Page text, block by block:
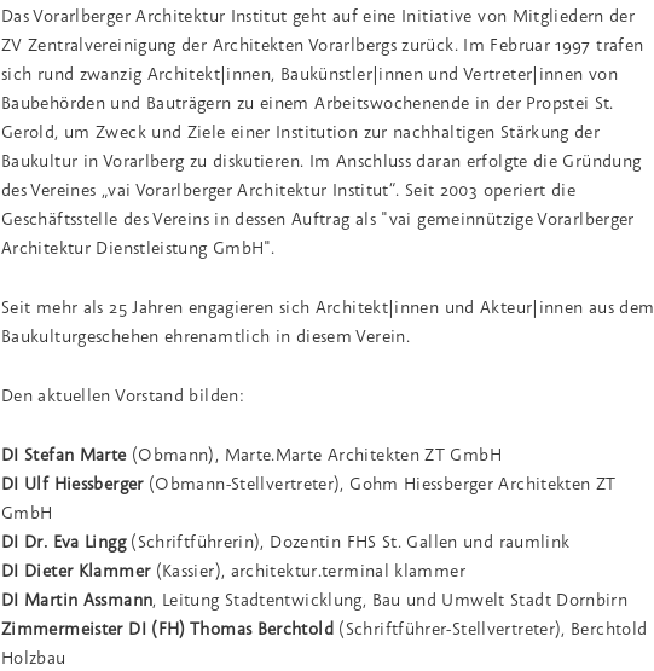
Das Vorarlberger Architektur Institut geht auf eine Initiative von Mitgliedern der
ZV Zentralvereinigung der Architekten Vorarlbergs zurück. Im Februar 1997 trafen
sich rund zwanzig Architekt|innen, Baukünstler|innen und Vertreter|innen von
Baubehörden und Bauträgern zu einem Arbeitswochenende in der Propstei St.
Gerold, um Zweck und Ziele einer Institution zur nachhaltigen Stärkung der
Baukultur in Vorarlberg zu diskutieren. Im Anschluss daran erfolgte die Gründung
des Vereines „vai Vorarlberger Architektur Institut“. Seit 2003 operiert die
Geschäftsstelle des Vereins in dessen Auftrag als "vai gemeinnützige Vorarlberger
Architektur Dienstleistung GmbH".
Seit mehr als 25 Jahren engagieren sich Architekt|innen und Akteur|innen aus dem
Baukulturgeschehen ehrenamtlich in diesem Verein.
Den aktuellen Vorstand bilden:
DI Stefan Marte(Obmann), Marte.Marte Architekten ZT GmbH
DI Ulf Hiessberger(Obmann-Stellvertreter), Gohm Hiessberger Architekten ZT
GmbH
DI Dr. Eva Lingg (Schriftführerin), Dozentin FHS St. Gallen und raumlink
DI Dieter Klammer(Kassier), architektur.terminal klammer
DI Martin Assmann, Leitung Stadtentwicklung, Bau und Umwelt Stadt Dornbirn
Zimmermeister DI (FH) Thomas Berchtold(Schriftführer-Stellvertreter), Berchtold
Holzbau